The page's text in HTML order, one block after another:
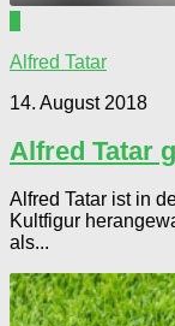
Alfred Tatar
14. August 2018
Alfred Tatar
Alfred Tatar ist in
Kultfigur
als...